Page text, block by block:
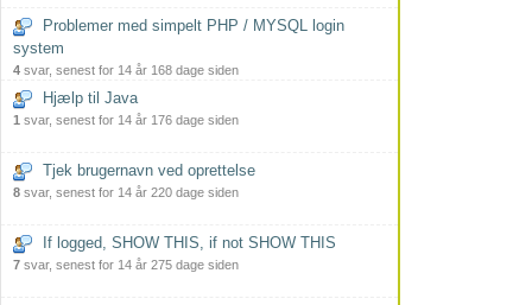
Problemer med simpelt PHP / MYSQL login
system
4 svar, senest for 14 år 168 dage siden
Hjælp til Java
1 svar, senest for 14 år 176 dage siden
Tjek brugernavn ved oprettelse
8 svar, senest for 14 år 220 dage siden
If logged, SHOW THIS, if not SHOW THIS
7 svar, senest for 14 år 275 dage siden